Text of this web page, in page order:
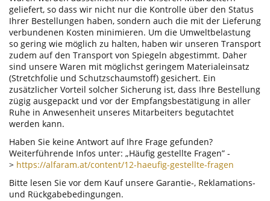
geliefert, so dass wir nicht nur die Kontrolle über den Status
Ihrer Bestellungen haben, sondern auch die mit der Lieferung
verbundenen Kosten minimieren. Um die Umweltbelastung
so gering wie möglich zu halten, haben wir unseren Transport
zudem auf den Transport von Spiegeln abgestimmt. Daher
sind unsere Waren mit möglichst geringem Materialeinsatz
(Stretchfolie und Schutzschaumstoff) gesichert. Ein
zusätzlicher Vorteil solcher Sicherung ist, dass Ihre Bestellung
zügig ausgepackt und vor der Empfangsbestätigung in aller
Ruhe in Anwesenheit unseres Mitarbeiters begutachtet
werden kann.
Haben Sie keine Antwort auf Ihre Frage gefunden?
Weiterführende Infos unter: „Häufig gestellte Fragen” -
> https://alfaram.at/content/12-haeufig-gestellte-fragen
Bitte lesen Sie vor dem Kauf unsere Garantie-, Reklamations-
und Rückgabebedingungen.